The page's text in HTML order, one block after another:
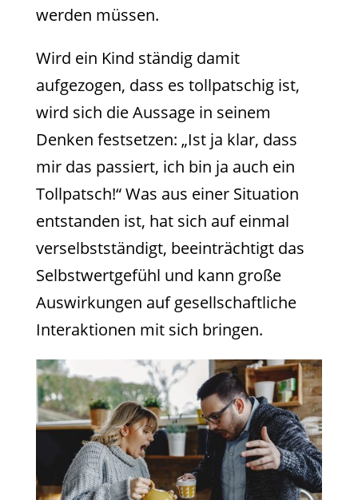
werden müssen.
Wird ein Kind ständig damit
aufgezogen, dass es tollpatschig ist,
wird sich die Aussage in seinem
Denken festsetzen: „Ist ja klar, dass
mir das passiert, ich bin ja auch ein
Tollpatsch!“ Was aus einer Situation
entstanden ist, hat sich auf einmal
verselbstständigt, beeinträchtigt das
Selbstwertgefühl und kann große
Auswirkungen auf gesellschaftliche
Interaktionen mit sich bringen.